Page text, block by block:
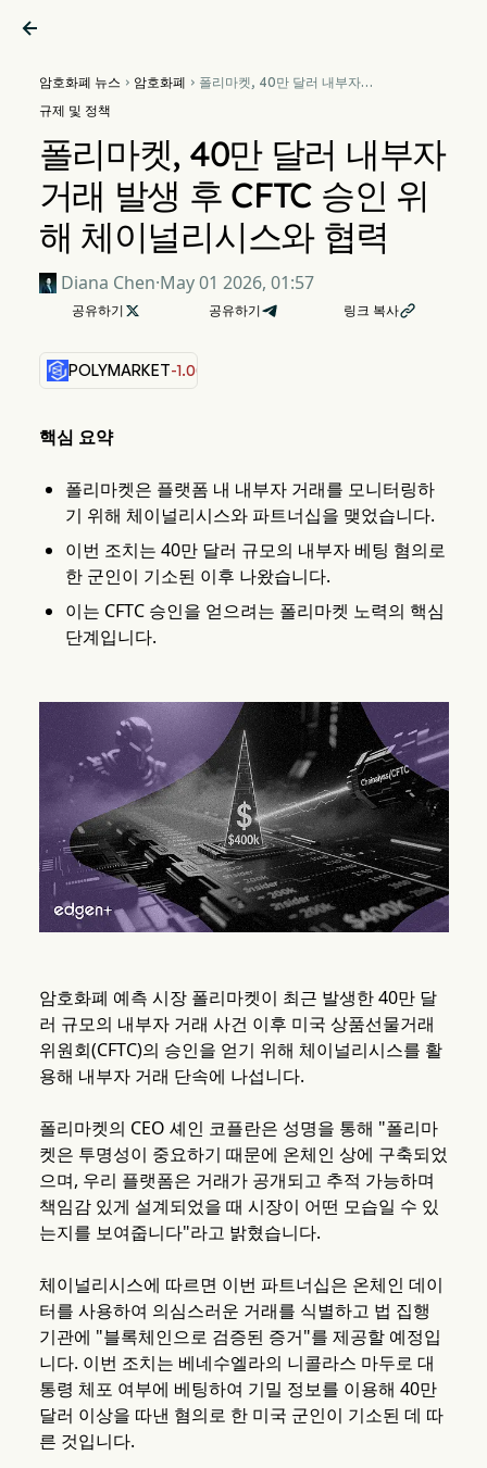

암호화폐 뉴스  암호화폐  폴리마켓, 40만 달러 내부자
규제 및 정책
폴리마켓, 40만 달러 내부자
거래 발생 후 CFTC 승인 위
해 체이널리시스와 협력
Diana Chen·May 01 2026, 01:57
공유하기  공유하기 링크 복사
POLYMARKET-1.00%
핵심 요약
폴리마켓은 플랫폼 내 내부자 거래를 모니터링하
기 위해 체이널리시스와 파트너십을 맺었습니다.
이번 조치는 40만 달러 규모의 내부자 베팅 혐의로
한 군인이 기소된 이후 나왔습니다.
이는 CFTC 승인을 얻으려는 폴리마켓 노력의 핵심
단계입니다.
암호화폐 예측 시장 폴리마켓이 최근 발생한 40만 달
러 규모의 내부자 거래 사건 이후 미국 상품선물거래
위원회(CFTC)의 승인을 얻기 위해 체이널리시스를 활
용해 내부자 거래 단속에 나섭니다.
폴리마켓의 CEO 셰인 코플란은 성명을 통해 "폴리마
켓은 투명성이 중요하기 때문에 온체인 상에 구축되었
으며, 우리 플랫폼은 거래가 공개되고 추적 가능하며
책임감 있게 설계되었을 때 시장이 어떤 모습일 수 있
는지를 보여줍니다"라고 밝혔습니다.
체이널리시스에 따르면 이번 파트너십은 온체인 데이
터를 사용하여 의심스러운 거래를 식별하고 법 집행
기관에 "블록체인으로 검증된 증거"를 제공할 예정입
니다. 이번 조치는 베네수엘라의 니콜라스 마두로 대
통령 체포 여부에 베팅하여 기밀 정보를 이용해 40만
달러 이상을 따낸 혐의로 한 미국 군인이 기소된 데 따
른 것입니다.